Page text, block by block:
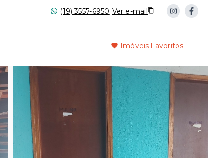
(19) 3557-6950 Ver e-mail
Imóveis Favoritos